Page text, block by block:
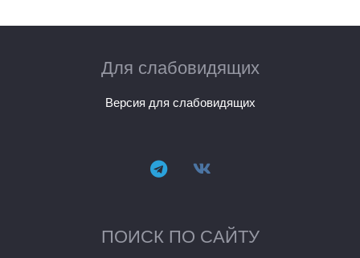
Для слабовидящих
Версия для слабовидящих
ПОИСК ПО САЙТУ